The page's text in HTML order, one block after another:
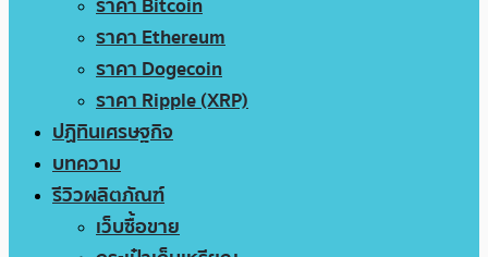
ราคา Ethereum
ราคา Dogecoin
ราคา Ripple (XRP)
ปฏิทินเศรษฐกิจ
บทความ
รีวิวผลิตภัณฑ์
เว็บซื้อขาย